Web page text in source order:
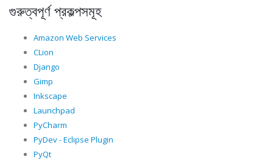
গুরুত্বপূর্ণ প্রকল্পসমূহ
Amazon Web Services
CLion
Django
Gimp
Inkscape
Launchpad
PyCharm
PyDev - Eclipse Plugin
PyQt